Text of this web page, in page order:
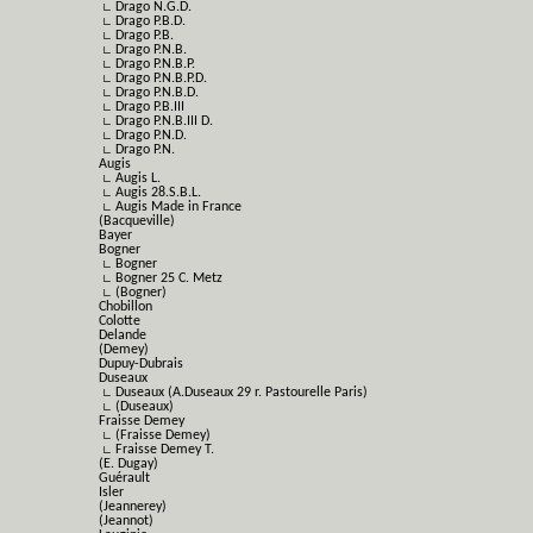
∟ Drago N.G.D.
∟ Drago P.B.D.
∟ Drago P.B.
∟ Drago P.N.B.
∟ Drago P.N.B.P.
∟ Drago P.N.B.P.D.
∟ Drago P.N.B.D.
∟ Drago P.B.III
∟ Drago P.N.B.III D.
∟ Drago P.N.D.
∟ Drago P.N.
Augis
∟ Augis L.
∟ Augis 28.S.B.L.
∟ Augis Made in France
(Bacqueville)
Bayer
Bogner
∟ Bogner
∟ Bogner 25 C. Metz
∟ (Bogner)
Chobillon
Colotte
Delande
(Demey)
Dupuy-Dubrais
Duseaux
∟ Duseaux (A.Duseaux 29 r. Pastourelle Paris)
∟ (Duseaux)
Fraisse Demey
∟ (Fraisse Demey)
∟ Fraisse Demey T.
(E. Dugay)
Guérault
Isler
(Jeannerey)
(Jeannot)